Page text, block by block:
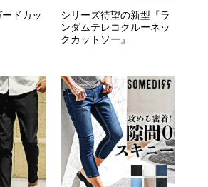
ドカッ
シリーズ待望の新型『ラ
ンダムテレコクルーネッ
クカットソー』